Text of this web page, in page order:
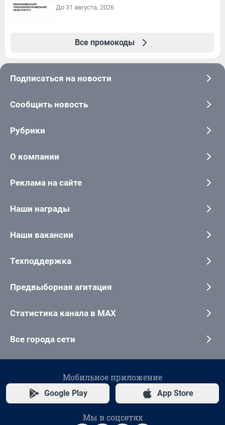
До 31 августа, 2026
Все промокоды
Подписаться на новости
Сообщить новость
Рубрики
О компании
Реклама на сайте
Наши награды
Наши вакансии
Техподдержка
Предвыборная агитация
Статистика канала в MAX
Все города сети
Мобильное приложение
Google Play App Store
Мы в соцсетях